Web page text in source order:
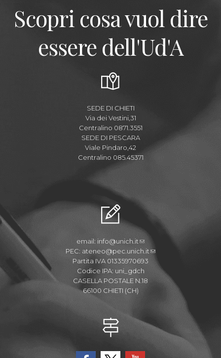
Scopri cosa vuol dire
essere dell'Ud'A
SEDE DI CHIETI
Via dei Vestini,31
Centralino 0871.3551
SEDE DI PESCARA
Viale Pindaro,42
Centralino 085.45371
email: info@unich.it
PEC: ateneo@pec.unich.it
Partita IVA 01335970693
Codice IPA: uni_gdch
CASELLA POSTALE N.18
66100 CHIETI (CH)